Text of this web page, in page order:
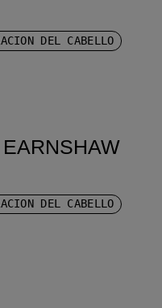
DEL CABELLO
DEL CABELLO